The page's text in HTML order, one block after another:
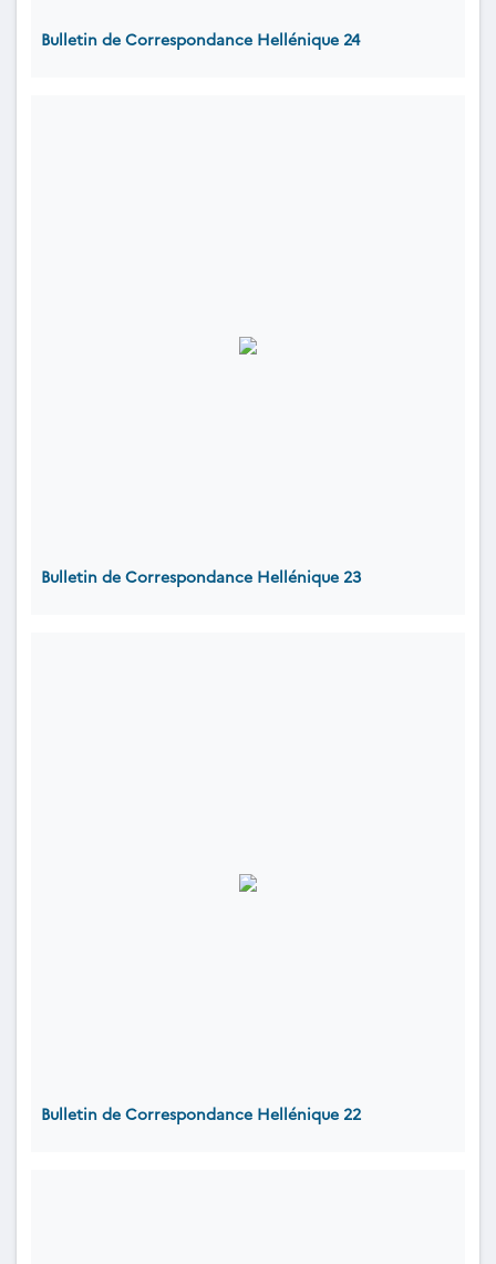
Bulletin de Correspondance Hellénique 24
Bulletin de Correspondance Hellénique 23
Bulletin de Correspondance Hellénique 22